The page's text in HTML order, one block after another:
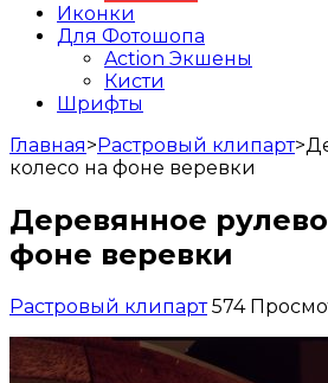
Иконки
Для Фотошопа
Action Экшены
Кисти
Шрифты
Главная>Растровый клипарт>
колесо на фоне веревки
Деревянное
фоне веревки
Растровый клипарт 574